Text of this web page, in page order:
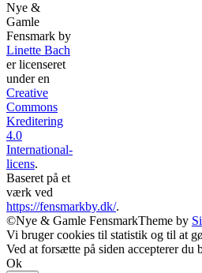
Nye &
Gamle
Fensmark by
Linette Bach
er licenseret
under en
Creative
Commons
Kreditering
4.0
International-
licens.
Baseret på et
værk ved
https://fensmarkby.dk/.
©Nye & Gamle FensmarkTheme by
Vi bruger cookies til statistik og til at
Ved at forsætte på siden accepterer du
Ok